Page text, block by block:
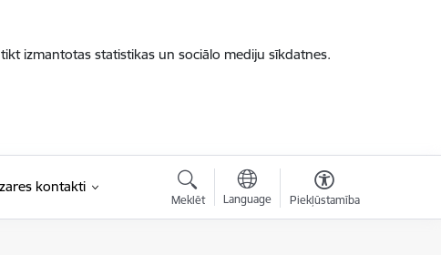
izmantotas statistikas un sociālo mediju sīkdatnes.
kontakti
Meklēt Language Piekļūstamība